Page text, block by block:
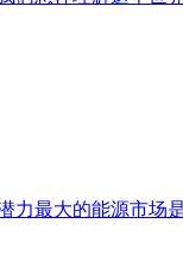
最大的能源市场是